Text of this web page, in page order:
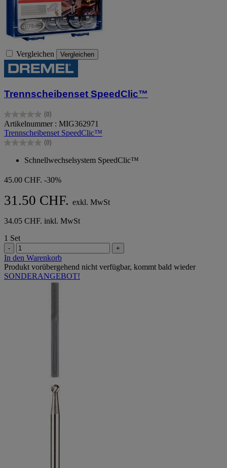
Vergleichen Vergleichen
Trennscheibenset SpeedClic™
(0)
0.0
von
5
Sternen.
Artikelnummer : MIG362971
Trennscheibenset SpeedClic™
(0)
0.0
Schnellwechselsystem SpeedClic™
45.00 CHF. -30%
31.50 CHF. exkl. MwSt
34.05 CHF. inkl. MwSt
1 Set
- +
In den Warenkorb
Produkt vorübergehend nicht verfügbar, kommt bald wieder
SONDERANGEBOT!